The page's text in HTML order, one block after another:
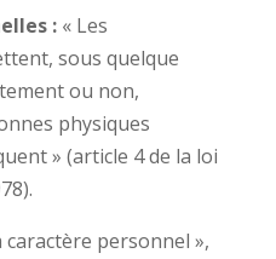
:« Les
sous quelque
ou non,
physiques
» (article 4 de la loi
caractère personnel »,